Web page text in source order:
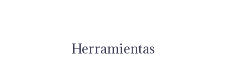
Herramientas